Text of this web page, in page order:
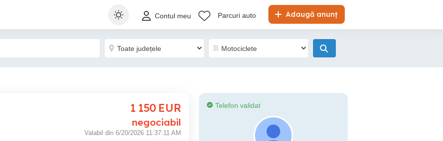
Adaugă anunț
Contul meu Parcuri auto
1 150 EUR
negociabil
Valabil din 6/20/2026 11:37:11 AM
Telefon validat